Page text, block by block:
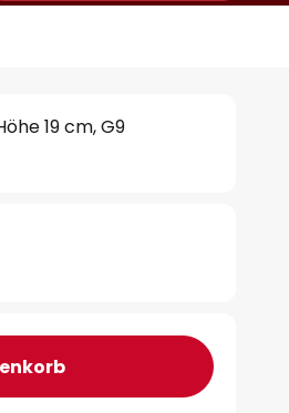
19 cm, G9